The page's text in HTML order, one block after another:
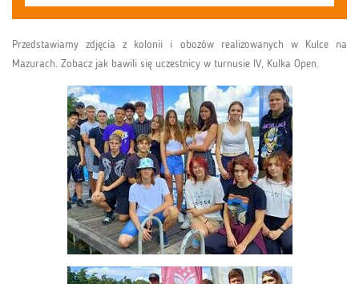
Przedstawiamy zdjęcia z kolonii i obozów realizowanych w Kulce na
Mazurach. Zobacz jak bawili się uczestnicy w turnusie IV, Kulka Open.